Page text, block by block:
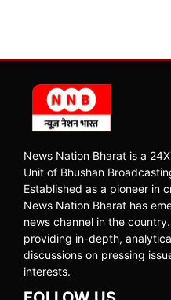
News Nation Bharat is a
Unit of Bhushan
Established as a pioneer in
News Nation Bharat has
news channel in the
providing in-depth,
discussions on pressing
interests.